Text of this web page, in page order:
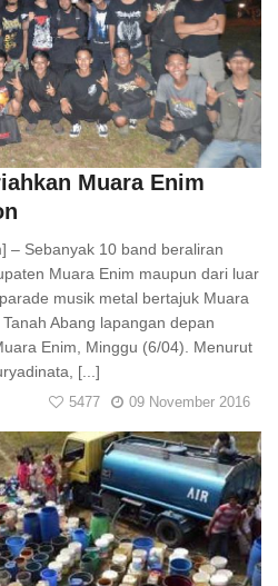
Muara Enim
– Sebanyak 10 band beraliran
Muara Enim maupun dari luar
musik metal bertajuk Muara
Abang lapangan depan
Enim, Minggu (6/04). Menurut
[...]
09 November 2016
5477